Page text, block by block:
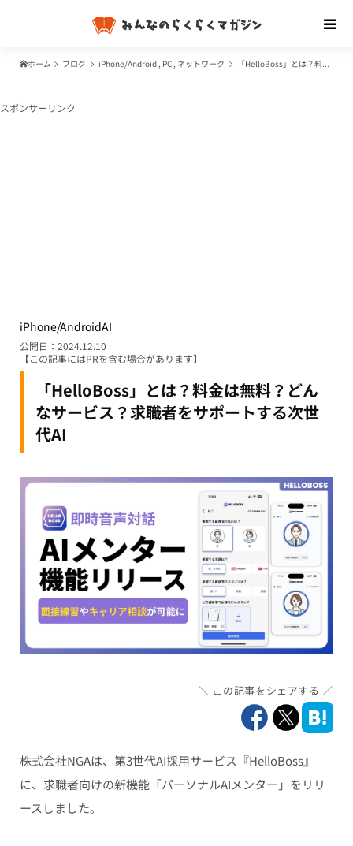
ホーム ブログ iPhone/Android , PC , ネットワーク 「HelloBoss」とは？料金は無料？どんなサービス？求職者をサポートする次世代AI
スポンサーリンク
iPhone/AndroidAI
「HelloBoss」とは？料金は無料？どん
なサービス？求職者をサポートする次世
代AI
公開日：2024.12.10
【この記事にはPRを含む場合があります】
この記事をシェアする
株式会社NGAは、第3世代AI採用サービス『HelloBoss』
に、求職者向けの新機能「パーソナルAIメンター」をリリ
ースしました。